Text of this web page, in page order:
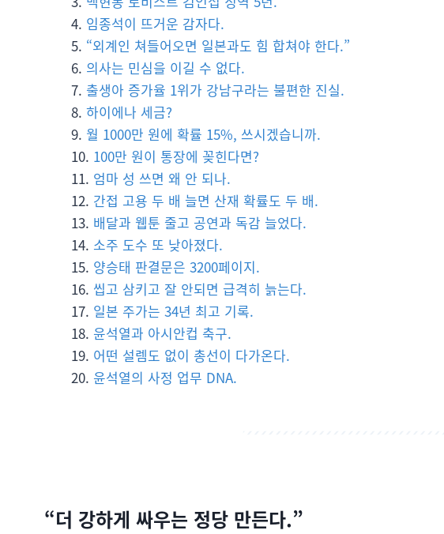
임종석이 뜨거운 감자다.
“외계인 쳐들어오면 일본과도 힘 합쳐야 한다.”
의사는 민심을 이길 수 없다.
출생아 증가율 1위가 강남구라는 불편한 진실.
하이에나 세금?
월 1000만 원에 확률 15%, 쓰시겠습니까.
100만 원이 통장에 꽂힌다면?
엄마 성 쓰면 왜 안 되나.
간접 고용 두 배 늘면 산재 확률도 두 배.
배달과 웹툰 줄고 공연과 독감 늘었다.
소주 도수 또 낮아졌다.
양승태 판결문은 3200페이지.
씹고 삼키고 잘 안되면 급격히 늙는다.
일본 주가는 34년 최고 기록.
윤석열과 아시안컵 축구.
어떤 설렘도 없이 총선이 다가온다.
윤석열의 사정 업무 DNA.
“더 강하게 싸우는 정당 만든다.”